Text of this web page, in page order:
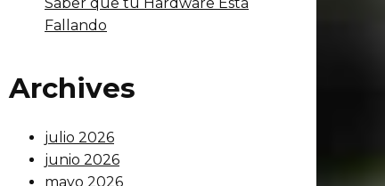
Fallando
Archives
julio 2026
junio 2026
mayo 2026